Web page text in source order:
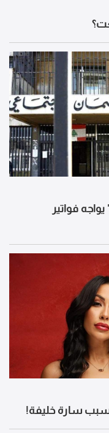
فواتير
بسبب سارة خليفة!